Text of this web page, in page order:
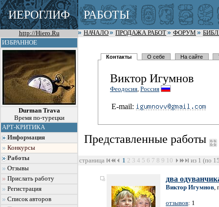
ИЕРОГЛИФ РАБОТЫ
http://Hiero.Ru НАЧАЛО ПРОДАЖА РАБОТ ФОРУМ
ИЗБРАННОЕ
Durman Trava
Время по-турецки
АРТ-КРИТИКА
Информация
Конкурсы
Работы
Отзывы
Прислать работу
Регистрация
Список авторов
Контакты О себе На сайте
Виктор Игумнов
Феодосия, Россия
E-mail:
Представленные работы
страница 1 2 3 4 5 6 7 8 9 10 из 1 (по
два
Виктор Игумнов,
отзывов: 1